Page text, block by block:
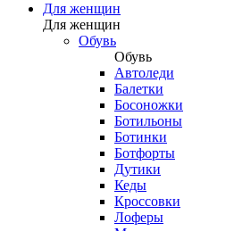
Для женщин
Для женщин
Обувь
Обувь
Автоледи
Балетки
Босоножки
Ботильоны
Ботинки
Ботфорты
Дутики
Кеды
Кроссовки
Лоферы